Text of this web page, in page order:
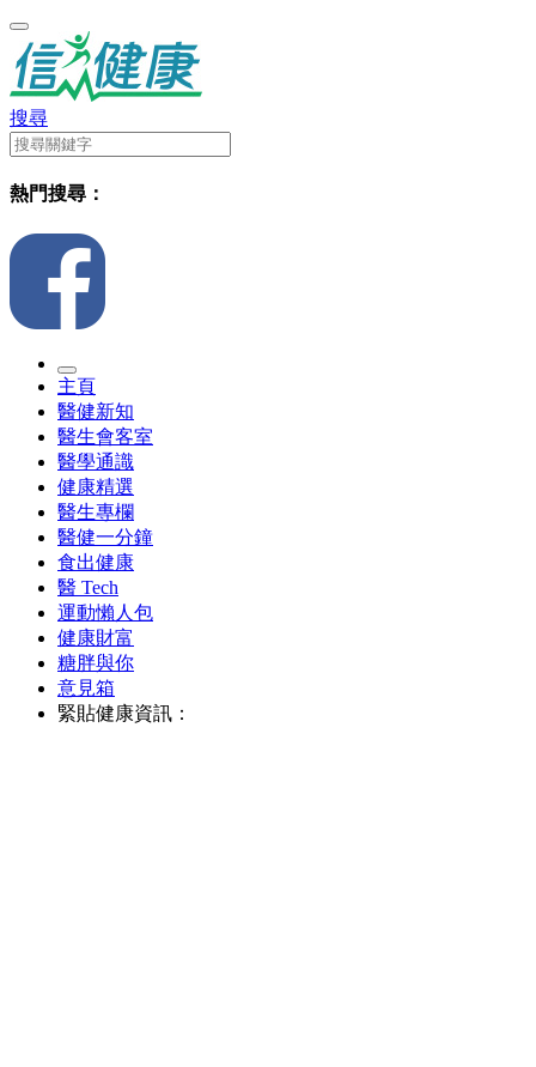
搜尋
熱門搜尋：
主頁
醫健新知
醫生會客室
醫學通識
健康精選
醫生專欄
醫健一分鐘
食出健康
醫 Tech
運動懶人包
健康財富
糖胖與你
意見箱
緊貼健康資訊：